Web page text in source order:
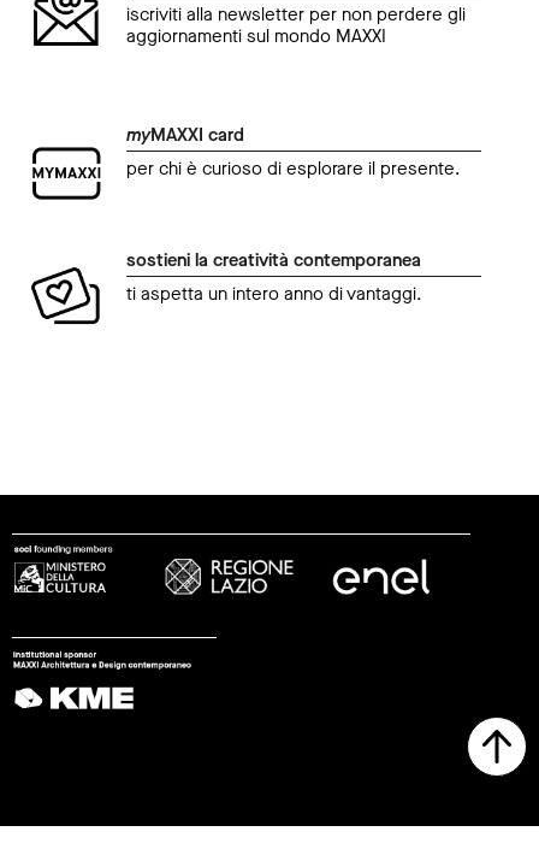
iscriviti alla newsletter per non perdere gli
aggiornamenti sul mondo MAXXI
myMAXXI card
per chi è curioso di esplorare il presente.
sostieni la creatività contemporanea
ti aspetta un intero anno di vantaggi.